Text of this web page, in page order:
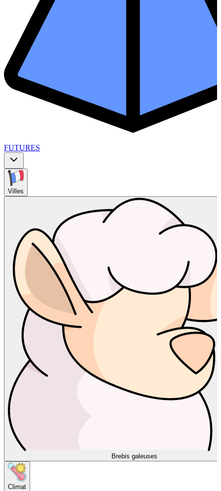
FUTURES
Villes
Brebis galeuses
Climat